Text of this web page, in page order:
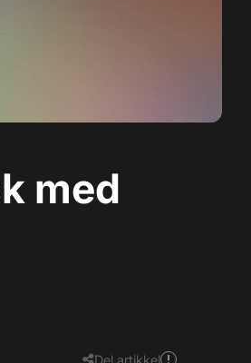
med
Del artikkel